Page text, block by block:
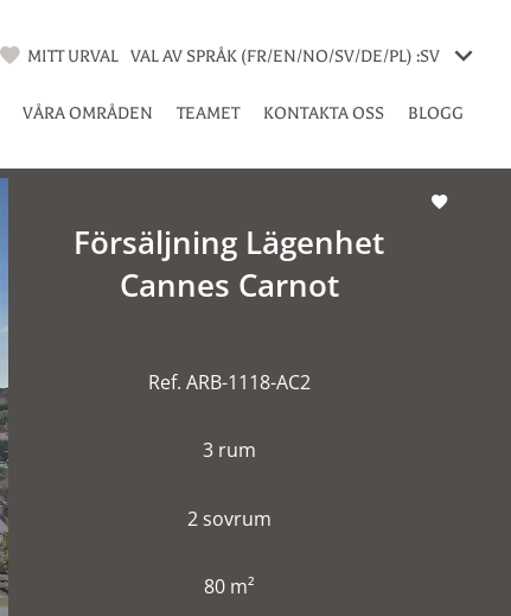
MITT URVAL VAL AV SPRÅK (FR/EN/NO/SV/DE/PL) :SV
VÅRA OMRÅDEN TEAMET KONTAKTA OSS BLOGG
Försäljning Lägenhet
Cannes Carnot
Ref. ARB-1118-AC2
3 rum
2 sovrum
80 m²